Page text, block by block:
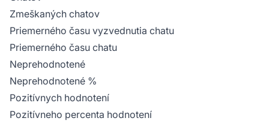
Zmeškaných chatov
Priemerného času vyzvednutia chatu
Priemerného času chatu
Neprehodnotené
Neprehodnotené %
Pozitívnych hodnotení
Pozitívneho percenta hodnotení